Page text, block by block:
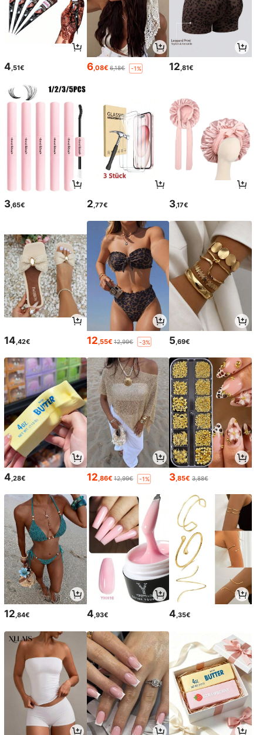
4,51€ 6,08€ 6,18€ -1% 12,81€
3 ,65€ 2 ,77€ 3,17€
14,42€ 12,55€ 12,99€ -3% 5,69€
4,28€ 12,86€ 12,99€ -1% 3,85€ 3,88€
12,84€ 4,93€ 4,35€